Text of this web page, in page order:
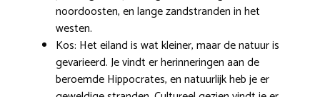
noordoosten, en lange zandstranden in het
westen.
Kos: Het eiland is wat kleiner, maar de natuur is
gevarieerd. Je vindt er herinneringen aan de
beroemde Hippocrates, en natuurlijk heb je er